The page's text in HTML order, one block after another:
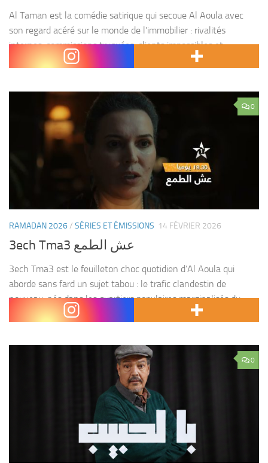
Al Taman est la comédie satirique qui secoue Al Aoula avec
son regard acéré sur le monde de l’immobilier : rivalités
internes, commissions truquées, clients impossibles et
magouilles en tout genre. Dans une agence...
0
RAMADAN 2026/ SÉRIES ET ÉMISSIONS 14 FÉVRIER 2026
3ech Tma3 عش الطمع
3ech Tma3 est le feuilleton choc quotidien d’Al Aoula qui
aborde sans fard un sujet tabou : le trafic clandestin de
nouveau-nés dans les quartiers populaires marginalisés du
Maroc. Réalisé par Ayoub Lahnoud, ce...
0